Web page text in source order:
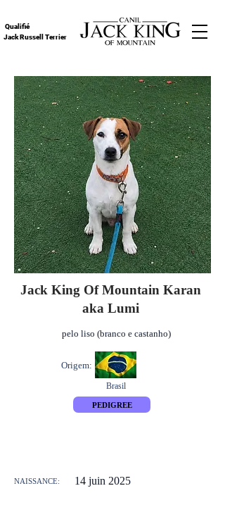
Qualifié
Jack Russell Terrier
Jack King Of Mountain Karan
aka Lumi
pelo liso (branco e castanho)
Origem:
Brasil
PEDIGREE
14 juin 2025
NAISSANCE: